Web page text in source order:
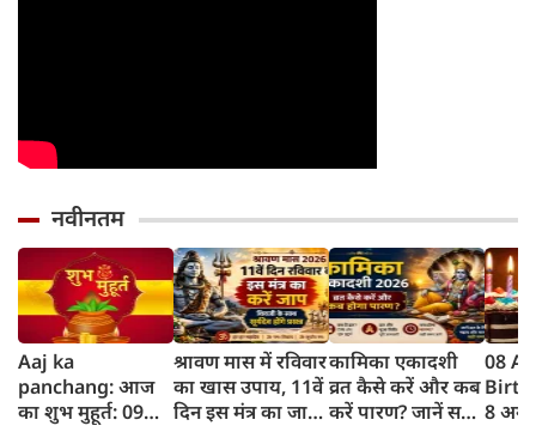
नवीनतम
Aaj ka
panchang: आज
का शुभ मुहूर्त: 09
श्रावण मास में रविवार
का खास उपाय, 11वें
दिन इस मंत्र का जाप
कामिका एकादशी
व्रत कैसे करें और कब
करें पारण? जानें सही
08
8